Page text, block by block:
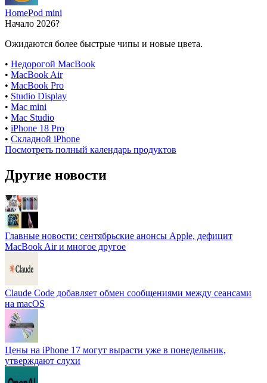
HomePod mini
Начало 2026?
Ожидаются более быстрые чипы и новые цвета.
• Недорогой MacBook
• MacBook Air
• MacBook Pro
• Studio Display
• Mac mini
• Mac Studio
• iPhone 18 Pro
• Складной iPhone
Посмотреть полный календарь продуктов
Другие новости
Главные новости: сентябрьские анонсы Apple, дефицит
MacBook Air и многое другое
Claude Code добавляет обмен сообщениями между сеансами
на macOS
Цены на iPhone 17 могут вырасти уже в понедельник,
утверждают слухи